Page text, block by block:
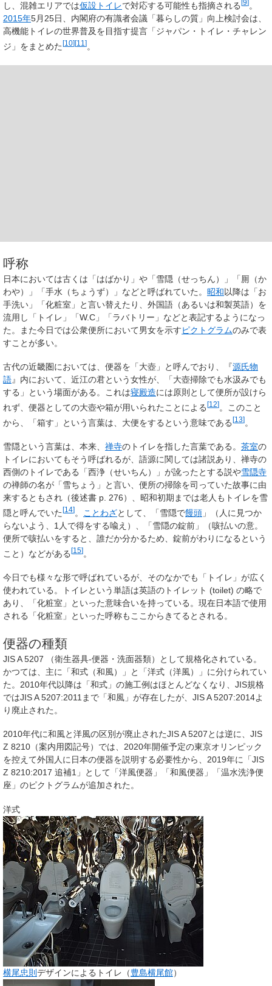
し、混雑エリアでは仮設トイレで対応する可能性も指摘される [9] 。
2015年5月25日、内閣府の有識者会議「暮らしの質」向上検討会は、
高機能トイレの世界普及を目指す提言「ジャパン・トイレ・チャレン
ジ」をまとめた[10][11 ]。
呼称
日本においては古くは「はばかり」や「雪隠（せっちん）」「厠（か
わや）」「手水（ちょうず）」などと呼ばれていた。 昭和以降は「お
手洗い 」「化粧室 」と言い替えたり、外国語（あるいは和製英語）を
流用し「 トイレ 」「W.C」「ラバトリー」などと表記するようになっ
た。また今日では公衆便所において男女を示すピクトグラムのみで表
すことが多い。
古代の近畿圏においては、便器を「大壺」と呼んでおり、『源氏物
語』内において、近江の君という女性が、「大壺掃除でも水汲みでも
する」という場面がある。これは寝殿造には原則として便所が設けら
れず、便器としての大壺や箱が用いられたことによる [12] 。このこと
から、「箱す」という言葉は、大便をするという意味である[13]。
雪隠という言葉は、本来、 禅寺のトイレを指した言葉である。 茶室の
トイレにおいてもそう呼ばれるが、語源に関しては諸説あり 、禅寺の
西側のトイレである「西浄（せいちん）」が訛ったとする説や雪隠寺
の禅師の名が「雪ちょう」と言い、便所の掃除を司っていた故事に由
来するともされ（後述書 p. 276）、昭和初期までは老人もトイレを雪
隠と呼んでいた [14] 。 ことわざとして、「雪隠で饅頭 」（人に見つか
らないよう、1人で得をする喩え）、「雪隠の錠前」（咳払いの意。
便所で咳払いをすると、誰だか分かるため、錠前がわりになるという
こと）などがある[15]。
今日でも様々な形で呼ばれているが、そのなかでも「トイレ」が広く
使われている。トイレという単語は英語のトイレット (toilet) の略で
あり、「化粧室」といった意味合いを持っている。現在日本語で使用
される「化粧室」といった呼称もここからきてるとされる。
便器の種類
JIS A 5207 （衛生器具-便器・洗面器類）として規格化されている。
かつては、主に「和式（和風）」と「洋式（洋風）」に分けられてい
た。2010年代以降は「和式」の施工例はほとんどなくなり、JIS規格
ではJIS A 5207:2011まで「和風」が存在したが、JIS A 5207:2014よ
り廃止された。
2010年代に和風と洋風の区別が廃止されたJIS A 5207とは逆に、JIS
Z 8210（案内用図記号）では、2020年開催予定の東京オリンピック
を控えて外国人に日本の便器を説明する必要性から、2019年に「JIS
Z 8210:2017 追補1」として「洋風便器」「和風便器」「温水洗浄便
座」のピクトグラムが追加された。
洋式
横尾忠則 デザインによるトイレ（豊島横尾館）